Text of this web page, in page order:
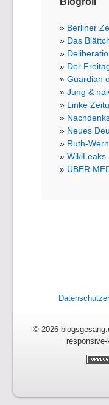
Berliner
Das
Der
Guardian
Jung &
Linke
Neues
Ruth-
WikiLeaks
ÜBER
© 2026